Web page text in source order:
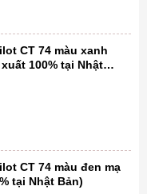
CT 74 màu xanh
100% tại Nhật
CT 74 màu đen mạ
tại Nhật Bản)